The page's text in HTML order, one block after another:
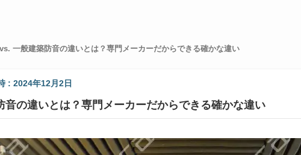
一般建築防音の違いとは？専門メーカーだからできる確かな違い
: 2024年12月2日
音の違いとは？専門メーカーだからできる確かな違い